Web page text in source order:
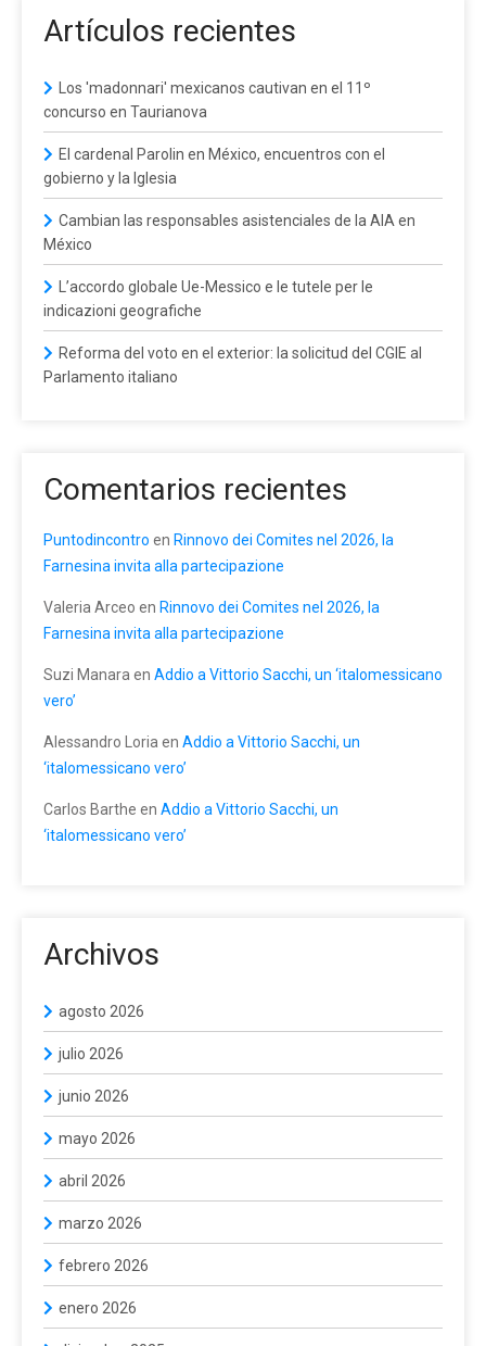
Artículos recientes
Los 'madonnari' mexicanos cautivan en el 11º
concurso en Taurianova
El cardenal Parolin en México, encuentros con el
gobierno y la Iglesia
Cambian las responsables asistenciales de la AIA en
México
L’accordo globale Ue-Messico e le tutele per le
indicazioni geografiche
Reforma del voto en el exterior: la solicitud del CGIE al
Parlamento italiano
Comentarios recientes
Puntodincontro en Rinnovo dei Comites nel 2026, la
Farnesina invita alla partecipazione
Valeria Arceo en Rinnovo dei Comites nel 2026, la
Farnesina invita alla partecipazione
Suzi Manara en Addio a Vittorio Sacchi, un ‘italomessicano
vero’
Alessandro Loria en Addio a Vittorio Sacchi, un
‘italomessicano vero’
Carlos Barthe en Addio a Vittorio Sacchi, un
‘italomessicano vero’
Archivos
agosto 2026
julio 2026
junio 2026
mayo 2026
abril 2026
marzo 2026
febrero 2026
enero 2026